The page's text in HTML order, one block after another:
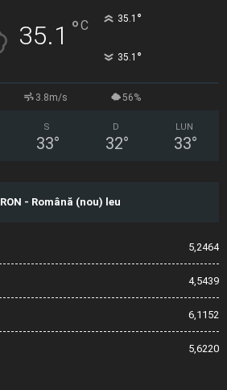
35.1 °C 35.1 °
35.1 °
3.8m/s 56%
S
33°
D
32°
LUN
33°
RON - Română (nou) leu
5,2464
4,5439
6,1152
5,6220